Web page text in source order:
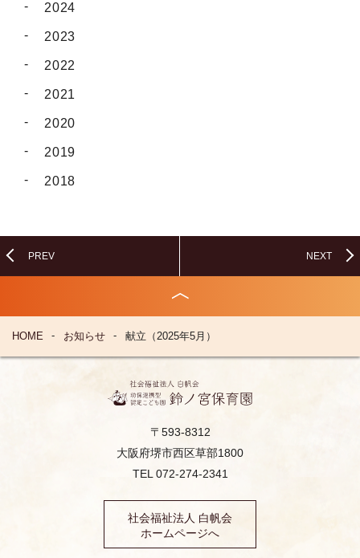
2024
2023
2022
2021
2020
2019
2018
PREV NEXT
HOME お知らせ 献立（2025年5月）
〒593-8312
大阪府堺市西区草部1800
TEL 072-274-2341
社会福祉法人 白帆会
ホームページへ